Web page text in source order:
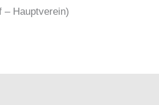
– Hauptverein)